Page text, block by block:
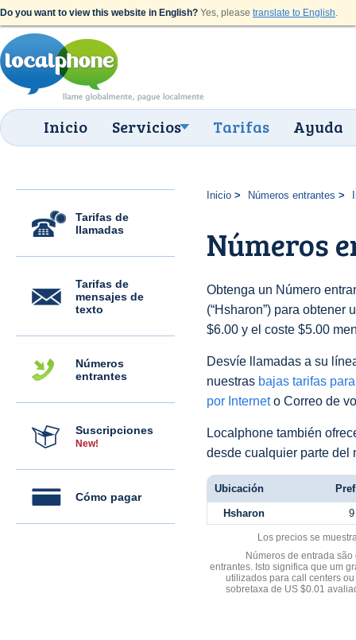
Do you want to view this website in English? Yes, please translate to English.
Inicio Servicios Tarifas Ayuda
Tarifas de
llamadas
Tarifas de
mensajes de
texto
Números
entrantes
Suscripciones
New!
Cómo pagar
Inicio Números entrantes
Números
Obtenga un Número
(“Hsharon”) para obtener
$6.00 y el coste $5.00
Desvíe llamadas a su
nuestras bajas tarifas
por Interneto Correo de
Localphone también
desde cualquier parte del
Ubicación
Hsharon 9
Los precios se
Números de entrada
entrantes. Isto significa que um
utilizados para call centers
sobretaxa de US $0.01